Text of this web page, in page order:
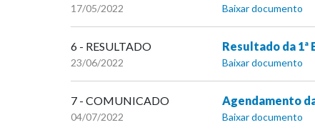
17/05/2022 Baixar documento
6 - RESULTADO
23/06/2022
Resultado da 1ª
Baixar documento
7 - COMUNICADO
04/07/2022
Agendamento
Baixar documento